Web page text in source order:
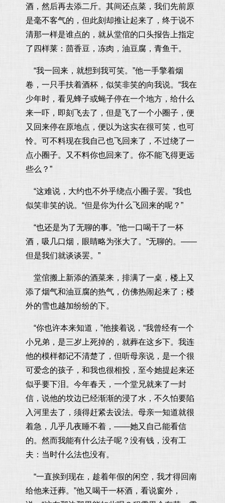
酒，然后再去添二斤。其间还点菜，我们先前原
是毫不客气的，但此刻却推让起来了，终于说不
清那一样是谁点的，就从堂倌的口头报告上指定
了四样莱：茴香豆，冻肉，油豆腐，青鱼干。
“我一回来，就想到我可笑。”他一手擎着烟
卷，一只手扶着酒杯，似笑非笑的向我说。“我在
少年时，看见蜂子或蝇子停在一个地方，给什么
来一吓，即刻飞去了，但是飞了一个小圈子，便
又回来停在原地点，便以为这实在很可笑，也可
怜。可不料现在我自己也飞回来了，不过绕了一
点小圈子。又不料你也回来了。你不能飞得更远
些么？”
“这难说，大约也不外乎绕点小圈子罢。”我也
似笑非笑的说。“但是你为什么飞回来的呢？”
“也还是为了无聊的事。”他一口喝干了一杯
酒，吸几口烟，眼睛略为张大了。“无聊的。——
但是我们就谈谈罢。”
堂倌搬上新添的酒菜来，排满了一桌，楼上又
添了烟气和油豆腐的热气，仿佛热闹起来了；楼
外的雪也越加纷纷的下。
“你也许本来知道，”他接着说，“我曾经有一个
小兄弟，是三岁上死掉的，就葬在这乡下。我连
他的模样都记不清楚了，但听母亲说，是一个很
可爱念的孩子，和我也很相投，至今她提起来还
似乎要下泪。今年春天，一个堂兄就来了一封
信，说他的坟边已经渐渐的浸了水，不久怕要陷
入河里去了，须得赶紧去设法。母亲一知道就很
着急，几乎几夜睡不着，——她又自己能看信
的。然而我能有什么法子呢？没有钱，没有工
夫：当时什么法也没有。
“一直挨到现在，趁着年假的闲空，我才得回南
给他来迁葬。”他又喝干一杯酒，看说窗外，